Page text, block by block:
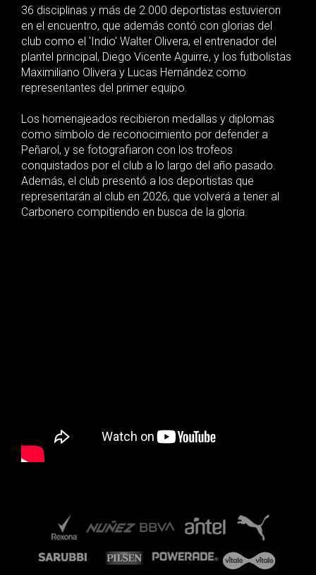
36 disciplinas y más de 2.000 deportistas estuvieron
en el encuentro, que además contó con glorias del
club como el 'Indio' Walter Olivera, el entrenador del
plantel principal, Diego Vicente Aguirre, y los futbolistas
Maximiliano Olivera y Lucas Hernández como
representantes del primer equipo.
Los homenajeados recibieron medallas y diplomas
como símbolo de reconocimiento por defender a
Peñarol, y se fotografiaron con los trofeos
conquistados por el club a lo largo del año pasado.
Además, el club presentó a los deportistas que
representarán al club en 2026, que volverá a tener al
Carbonero compitiendo en busca de la gloria.